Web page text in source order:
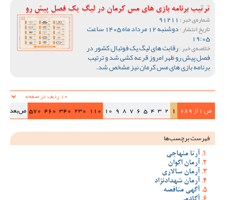
ترتیب برنامه بازی های مس کرمان در لیگ یک فصل پیش رو
شماره‌ی خبر :
تاریخ انتشار : دوشنبه 12 مرداد ماه 1405 ساعت
19:05
خلاصه‌ی خبر :رقابت های لیگ یک فوتبال کشور در
فصل پیش رو ظهر امروز قرعه کشی شد و ترتیب
برنامه بازی های مس کرمان نیز مشخص شد.
ص 1 از 689 1
2
3
4
5
6
7
8
9
10
110
230
340
460
570 ص‌بعد
فهرست برچسب‌ها
آرتا منهاجی
آرمان اکوان
آرمان سالاری
آرمان شهدادنژاد
آگهی مناقصه